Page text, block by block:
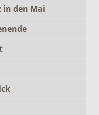
in den Mai